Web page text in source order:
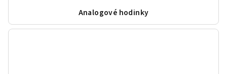
Analogové hodinky